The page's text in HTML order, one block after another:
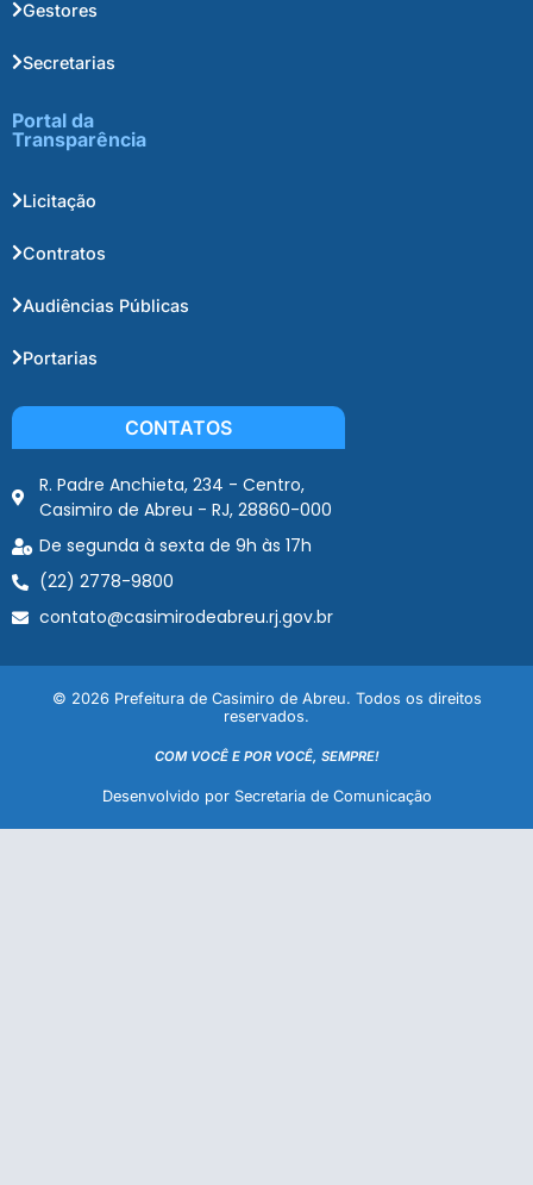
Gestores
Secretarias
Portal da
Transparência
Licitação
Contratos
Audiências Públicas
Portarias
CONTATOS
R. Padre Anchieta, 234 - Centro,
Casimiro de Abreu - RJ, 28860-000
De segunda à sexta de 9h às 17h
(22) 2778-9800
contato@casimirodeabreu.rj.gov.br
© 2026 Prefeitura de Casimiro de Abreu. Todos os direitos
reservados.
COM VOCÊ E POR VOCÊ, SEMPRE!
Desenvolvido por Secretaria de Comunicação